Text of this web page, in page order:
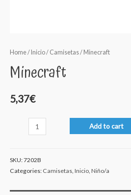
Home/ Inicio/ Camisetas/ Minecraft
Minecraft
5,37€
Minecraft
quantity
Add to cart
SKU:7202B
Categories: Camisetas, Inicio, Niño/a